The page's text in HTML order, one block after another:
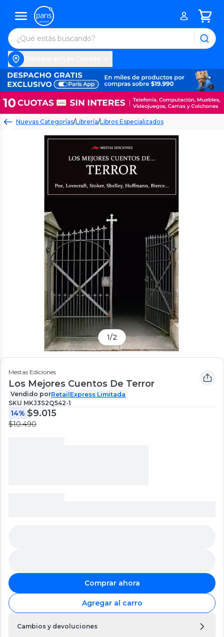
Nuevas Categorías/Librería/Libros Especializados
1/2
Mestas Ediciones
Los Mejores Cuentos De Terror
Vendido porRetailExpress Limitada
SKU MKJ3S2Q542-1
14% $9.015
$10.490
Comprar ahora
Agregar al carro
Cambios y devoluciones